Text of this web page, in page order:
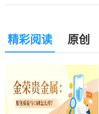
精彩阅读 原创